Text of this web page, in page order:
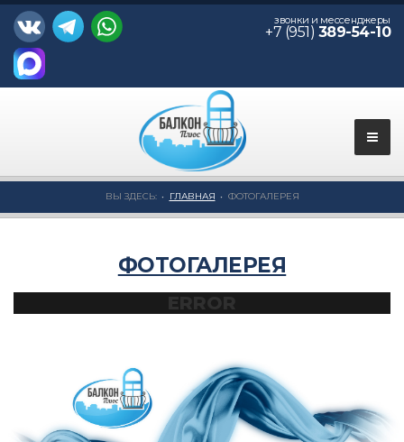
звонки и мессенджеры
+7 (951) 389-54-10
ВЫ ЗДЕСЬ: ГЛАВНАЯ ФОТОГАЛЕРЕЯ
ФОТОГАЛЕРЕЯ